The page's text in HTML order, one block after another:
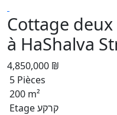
Cottage
à HaShalva
4,850,000 ₪
5 Pièces
200 m²
Etage קרקע